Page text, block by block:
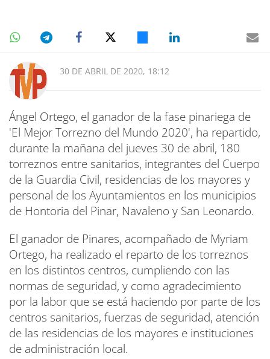
30 DE ABRIL DE 2020, 18:12
Ángel Ortego, el ganador de la fase pinariega de
'El Mejor Torrezno del Mundo 2020', ha repartido,
durante la mañana del jueves 30 de abril, 180
torreznos entre sanitarios, integrantes del Cuerpo
de la Guardia Civil, residencias de los mayores y
personal de los Ayuntamientos en los municipios
de Hontoria del Pinar, Navaleno y San Leonardo.
El ganador de Pinares, acompañado de Myriam
Ortego, ha realizado el reparto de los torreznos
en los distintos centros, cumpliendo con las
normas de seguridad, y como agradecimiento
por la labor que se está haciendo por parte de los
centros sanitarios, fuerzas de seguridad, atención
de las residencias de los mayores e instituciones
de administración local.